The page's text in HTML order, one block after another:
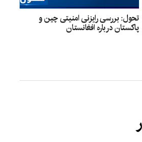
تحول: بررسی رایزنی امنیتی چین و
پاکستان درباره افغانستان